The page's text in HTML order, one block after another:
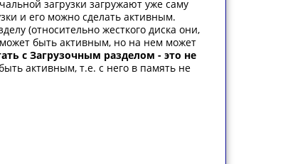
загрузки загружают уже саму
и его можно сделать активным.
(относительно жесткого диска они,
может быть активным, но на нем может
с Загрузочным разделом - это не
активным, т.е. с него в память не